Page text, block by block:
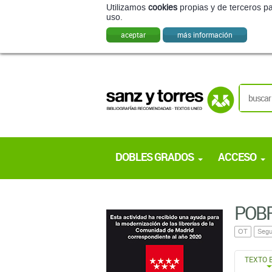
Utilizamos cookies propias y de terceros
uso.
aceptar más información
DOBLES GRADOS ACCESO
OT
TEXTO